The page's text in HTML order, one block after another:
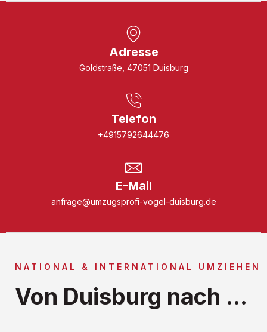
Adresse
Goldstraße, 47051 Duisburg
Telefon
+4915792644476
E-Mail
anfrage@umzugsprofi-vogel-duisburg.de
NATIONAL & INTERNATIONAL UMZIEHEN
Von Duisburg nach ...